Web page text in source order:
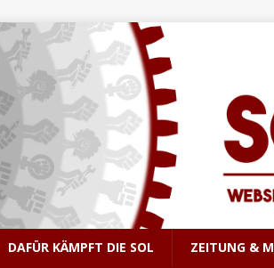
DAFÜR KÄMPFT DIE SOL ZEITUNG &